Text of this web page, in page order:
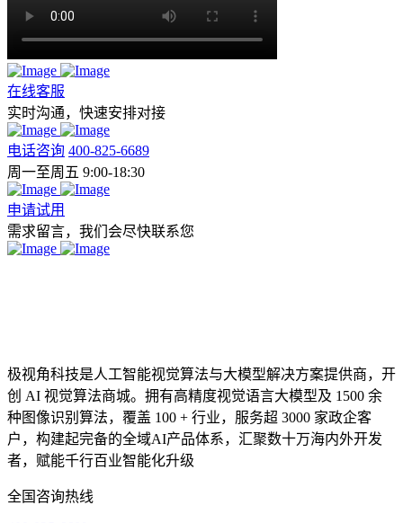
在线客服
实时沟通，快速安排对接
电话咨询 400-825-6689
周一至周五 9:00-18:30
申请试用
需求留言，我们会尽快联系您
极视角科技是人工智能视觉算法与大模型解决方案提供商，开
创 AI 视觉算法商城。拥有高精度视觉语言大模型及 1500 余
种图像识别算法，覆盖 100 + 行业，服务超 3000 家政企客
户，构建起完备的全域AI产品体系，汇聚数十万海内外开发
者，赋能千行百业智能化升级
全国咨询热线